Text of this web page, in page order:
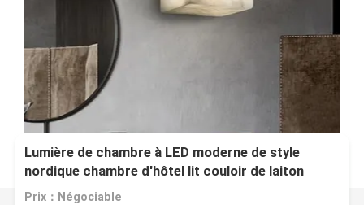
Lumière de chambre à LED moderne de style
nordique chambre d'hôtel lit couloir de laiton
marbre murale
Prix：Négociable